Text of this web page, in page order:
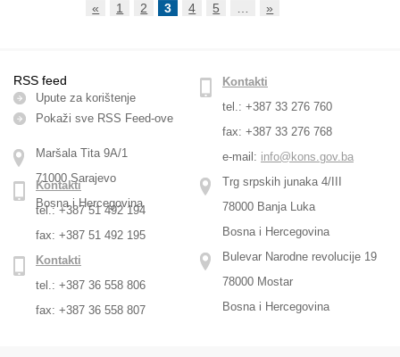
« 1 2 3 4 5 »
RSS feed
Upute za korištenje
Pokaži sve RSS Feed-оve
Maršala Tita 9A/1
71000 Sarajevo
Bosna i Hercegovina
Kontakti
tel.: +387 33 276 760
fax: +387 33 276 768
e-mail: info@kons.gov.ba
Trg srpskih junaka 4/III
78000 Banja Luka
Bosna i Hercegovina
Kontakti
tel.: +387 51 492 194
fax: +387 51 492 195
Bulevar Narodne revolucije 19
78000 Mostar
Bosna i Hercegovina
Kontakti
tel.: +387 36 558 806
fax: +387 36 558 807